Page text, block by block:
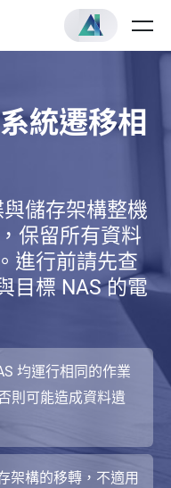
統遷移相
儲存架構整機
保留所有資料
進行前請先查
目標 NAS 的電
均運行相同的作業
則可能造成資料遺
架構的移轉，不適用